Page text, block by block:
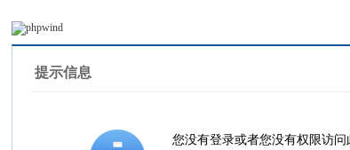
提示信息
您没有登录或者您没有权限访